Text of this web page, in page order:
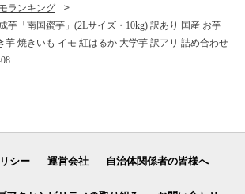
ランキング
芋「南国蜜芋」(2Lサイズ・10kg) 訳あり 国産 お芋
芋 焼きいも イモ 紅はるか 大学芋 訳アリ 詰め合わせ
シー 運営会社 自治体関係者の皆様へ